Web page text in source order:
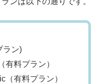
ラン)
有料プラン）
（有料プラン）